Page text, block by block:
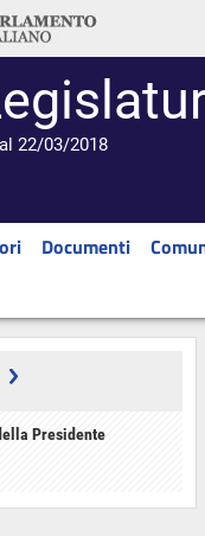
22/03/2018
Documenti
Presidente